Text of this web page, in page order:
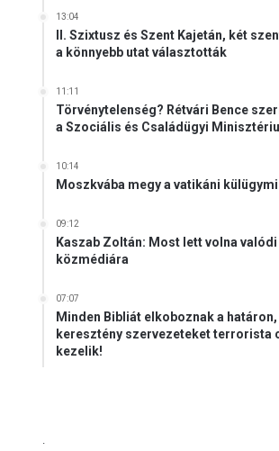
13:04
II. Szixtusz és Szent Kajetán, két
a könnyebb utat választották
11:11
Törvénytelenség? Rétvári Bence
a Szociális és Családügyi
10:14
Moszkvába megy a vatikáni
09:12
Kaszab Zoltán: Most lett volna
közmédiára
07:07
Minden Bibliát elkoboznak a határon,
keresztény szervezeteket terrorista
kezelik!
.